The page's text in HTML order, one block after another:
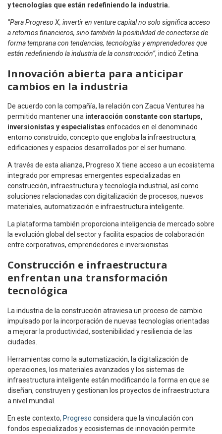
y tecnologías que están redefiniendo la industria.
“Para Progreso X, invertir en venture capital no solo significa acceso
a retornos financieros, sino también la posibilidad de conectarse de
forma temprana con tendencias, tecnologías y emprendedores que
están redefiniendo la industria de la construcción”, indicó Zetina.
Innovación abierta para anticipar
cambios en la industria
De acuerdo con la compañía, la relación con Zacua Ventures ha
permitido mantener una interacción constante con startups,
inversionistas y especialistas enfocados en el denominado
entorno construido, concepto que engloba la infraestructura,
edificaciones y espacios desarrollados por el ser humano.
A través de esta alianza, Progreso X tiene acceso a un ecosistema
integrado por empresas emergentes especializadas en
construcción, infraestructura y tecnología industrial, así como
soluciones relacionadas con digitalización de procesos, nuevos
materiales, automatización e infraestructura inteligente.
La plataforma también proporciona inteligencia de mercado sobre
la evolución global del sector y facilita espacios de colaboración
entre corporativos, emprendedores e inversionistas.
Construcción e infraestructura
enfrentan una transformación
tecnológica
La industria de la construcción atraviesa un proceso de cambio
impulsado por la incorporación de nuevas tecnologías orientadas
a mejorar la productividad, sostenibilidad y resiliencia de las
ciudades.
Herramientas como la automatización, la digitalización de
operaciones, los materiales avanzados y los sistemas de
infraestructura inteligente están modificando la forma en que se
diseñan, construyen y gestionan los proyectos de infraestructura
a nivel mundial.
En este contexto, Progreso considera que la vinculación con
fondos especializados y ecosistemas de innovación permite